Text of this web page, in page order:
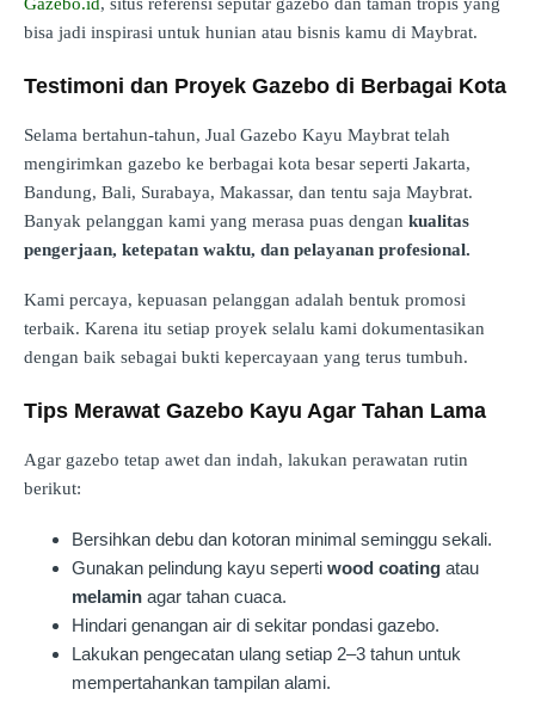
bisa jadi inspirasi untuk hunian atau bisnis kamu di Maybrat.
Testimoni dan Proyek Gazebo di Berbagai Kota
Selama bertahun-tahun, Jual Gazebo Kayu Maybrat telah
mengirimkan gazebo ke berbagai kota besar seperti Jakarta,
Bandung, Bali, Surabaya, Makassar, dan tentu saja Maybrat.
Banyak pelanggan kami yang merasa puas dengan kualitas
pengerjaan, ketepatan waktu, dan pelayanan profesional.
Kami percaya, kepuasan pelanggan adalah bentuk promosi
terbaik. Karena itu setiap proyek selalu kami dokumentasikan
dengan baik sebagai bukti kepercayaan yang terus tumbuh.
Tips Merawat Gazebo Kayu Agar Tahan Lama
Agar gazebo tetap awet dan indah, lakukan perawatan rutin
berikut:
Bersihkan debu dan kotoran minimal seminggu sekali.
Gunakan pelindung kayu seperti wood coating atau
melamin agar tahan cuaca.
Hindari genangan air di sekitar pondasi gazebo.
Lakukan pengecatan ulang setiap 2–3 tahun untuk
mempertahankan tampilan alami.